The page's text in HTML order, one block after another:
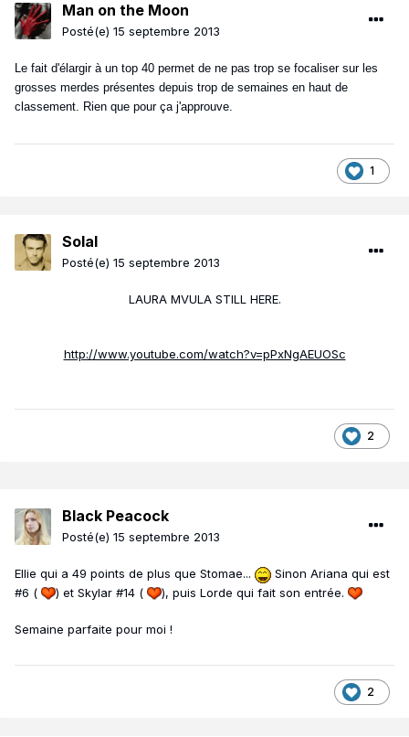
Man on the Moon
Posté(e) 15 septembre 2013
Le fait d'élargir à un top 40 permet de ne pas trop se focaliser sur les
grosses merdes présentes depuis trop de semaines en haut de
classement. Rien que pour ça j'approuve.
1
Solal
Posté(e) 15 septembre 2013
LAURA MVULA STILL HERE.
http://www.youtube.com/watch?v=pPxNgAEUOSc
2
Black Peacock
Posté(e) 15 septembre 2013
Ellie qui a 49 points de plus que Stomae...
Sinon Ariana qui est
#6 (
) et Skylar #14 ( ), puis Lorde qui fait son entrée.
Semaine parfaite pour moi !
2